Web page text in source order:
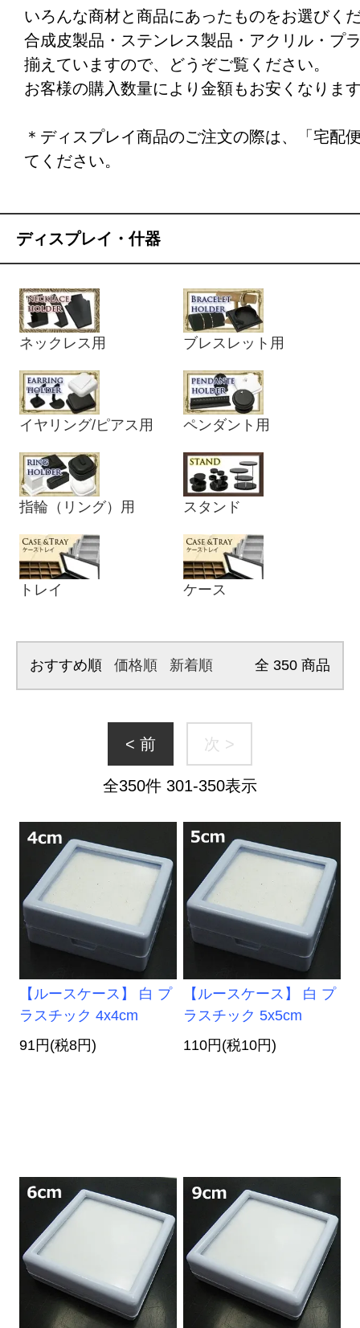
いろんな商材と商品にあったものをお選びく
合成皮製品・ステンレス製品・アクリル・プ
揃えていますので、どうぞご覧ください。
お客様の購入数量により金額もお安くなりま
＊ディスプレイ商品のご注文の際は、「宅配
てください。
ディスプレイ・什器
ネックレス用 ブレスレット用
イヤリング/ピアス用 ペンダント用
指輪（リング）用 スタンド
トレイ ケース
おすすめ順 価格順 新着順 全 350 商品
< 前 次 >
全350件 301-350表示
【ルースケース】 白 プ
ラスチック 4x4cm
91円(税8円)
【ルースケース】 白 プ
ラスチック 5x5cm
110円(税10円)